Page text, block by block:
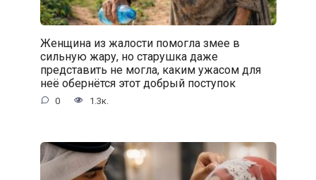
Женщина из жалости помогла змее в
сильную жару, но старушка даже
представить не могла, каким ужасом для
неё обернётся этот добрый поступок
0 1.3к.